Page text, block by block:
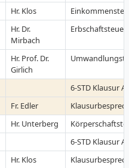
Hr. Klos
Hr. Dr.
Mirbach
Hr. Prof. Dr.
Girlich
6-STD Klausur
Fr. Edler
Hr. Unterberg
6-STD Klausur
Hr. Klos